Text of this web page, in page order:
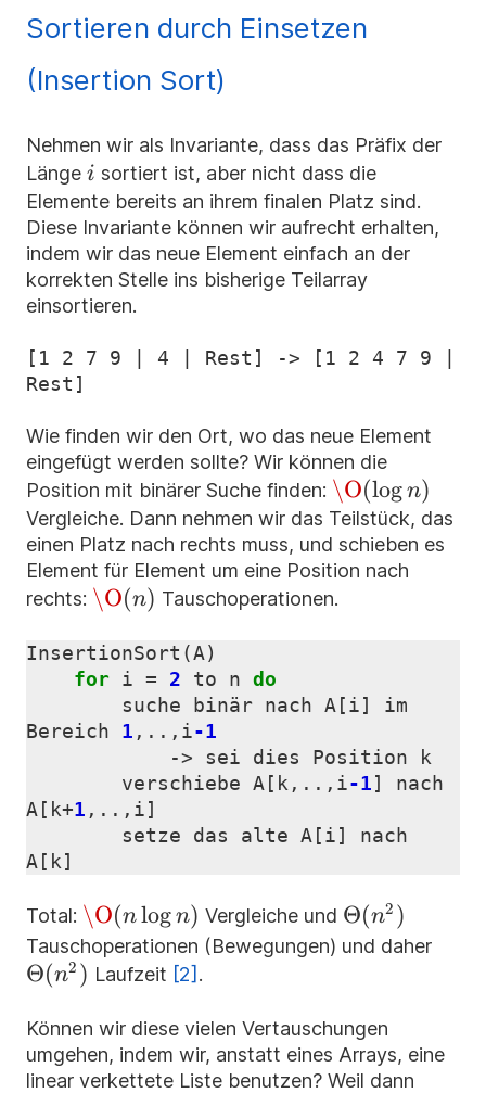
Sortieren durch Einsetzen
(Insertion Sort)
Nehmen wir als Invariante, dass das Präfix der
Länge i
i sortiert ist, aber nicht dass die
Elemente bereits an ihrem finalen Platz sind.
Diese Invariante können wir aufrecht erhalten,
indem wir das neue Element einfach an der
korrekten Stelle ins bisherige Teilarray
einsortieren.
[1 2 7 9 | 4 | Rest] -> [1 2 4 7 9 |
Wie finden wir den Ort, wo das neue Element
eingefügt werden sollte? Wir können die
Position mit binärer Suche finden: \O(\log
n)
\O(logn)
Vergleiche. Dann nehmen wir das Teilstück, das
einen Platz nach rechts muss, und schieben es
Element für Element um eine Position nach
rechts: \O(n)
\O(n) Tauschoperationen.
InsertionSort (A)
for i = 2 to n do
suche
binär nach A [i]
im
Bereich
1 ,.., i-1
->
sei dies Position
k
verschiebe A [ k ,.., i-1]
nach
A [ k+1 ,.., i]
setze
das alte A [i]
nach
A [ k]
Total: \O(n
\log
n)
\O(nlog n) Vergleiche und \Theta(n^2)
Θ(n2 )
Tauschoperationen (Bewegungen) und daher
Θ(n2 ) Laufzeit [2] .
Können wir diese vielen Vertauschungen
umgehen, indem wir, anstatt eines Arrays, eine
linear verkettete Liste benutzen? Weil dann